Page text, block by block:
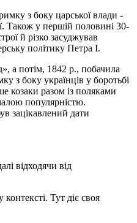
з боку царської влади -
Також у першій половині 30-
й різко засуджував
політику Петра І.
а потім, 1842 р., побачила
з боку українців у боротьбі
козаки разом із поляками
популярністю.
зацікавлений дати
відходячи від
Тут діє своя